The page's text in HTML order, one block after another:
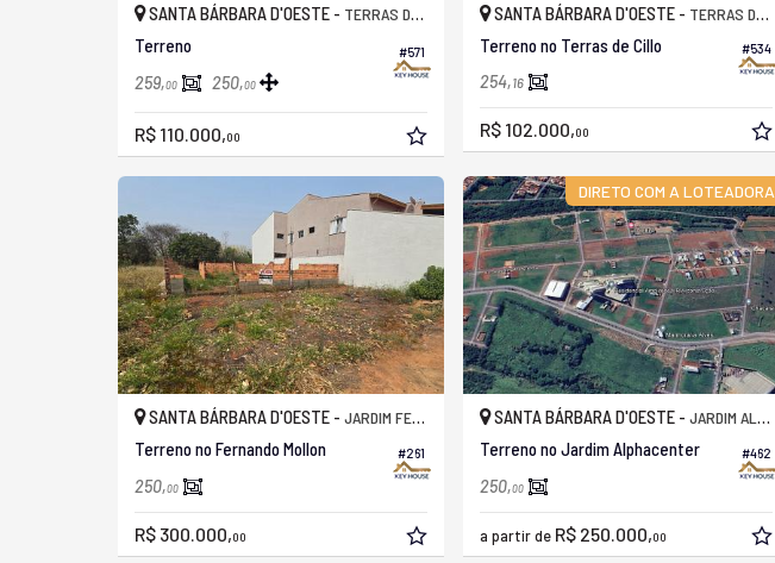
#571
SANTA BÁRBARA D'OESTE - TERRAS DE CILLO
Terreno
259,00 250,00
R$ 110.000,00
#534
SANTA BÁRBARA D'OESTE - TERRAS DE CILLO
Terreno no Terras de Cillo
254,16
R$ 102.000,00
#261
SANTA BÁRBARA D'OESTE - JARDIM FERNANDO MOLLON
Terreno no Fernando Mollon
250,00
R$ 300.000,00
DIRETO COM A LOTEADORA
#462
SANTA BÁRBARA D'OESTE - JARDIM ALPHACENTER
Terreno no Jardim Alphacenter
250,00
a partir de R$ 250.000,00